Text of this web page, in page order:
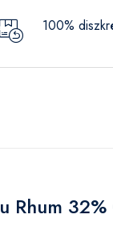
100%
Rhum